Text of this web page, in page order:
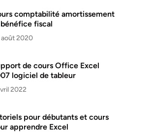
comptabilité amortissement
fiscal
2020
de cours Office Excel
logiciel de tableur
2022
pour débutants et cours
apprendre Excel